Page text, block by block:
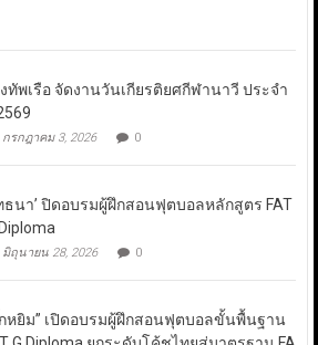
ทัพเรือ จัดงานวันเกียรติยศกีฬานาวี ประจำ
กรกฎาคม 3, 2026 0
ธนา’ ปิดอบรมผู้ฝึกสอนฟุตบอลหลักสูตร FAT
มิถุนายน 28, 2026 0
หยิม” เปิดอบรมผู้ฝึกสอนฟุตบอลขั้นพื้นฐาน